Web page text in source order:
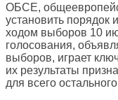
ОБСЕ,
установить порядок
ходом выборов 10
голосования,
выборов, играет
их результаты
для всего